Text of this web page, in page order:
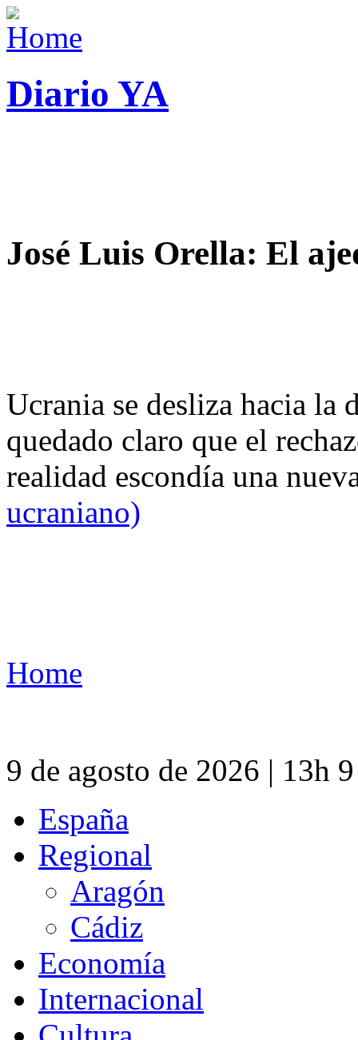
Diario YA
José Luis Orella: El
Ucrania se desliza hacia
quedado claro que el
realidad escondía una
ucraniano)
Home
9 de agosto de 2026 | 13h
España
Regional
Aragón
Cádiz
Economía
Internacional